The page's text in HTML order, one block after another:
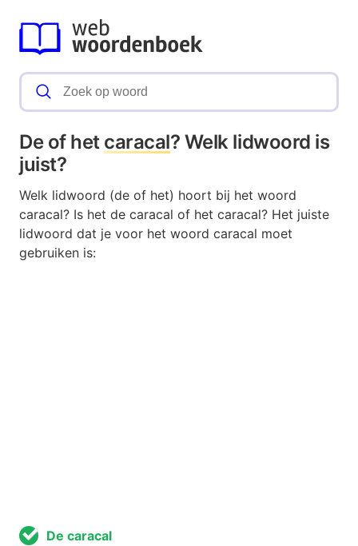
De of het caracal? Welk lidwoord is
juist?
Welk lidwoord (de of het) hoort bij het woord
caracal? Is het de caracal of het caracal? Het juiste
lidwoord dat je voor het woord caracal moet
gebruiken is:
De caracal